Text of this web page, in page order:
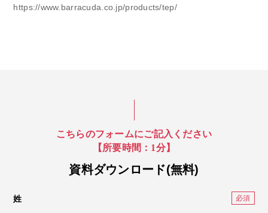
https://www.barracuda.co.jp/products/tep/
こちらのフォームにご記入ください
【所要時間：1分】
資料ダウンロード(無料)
姓